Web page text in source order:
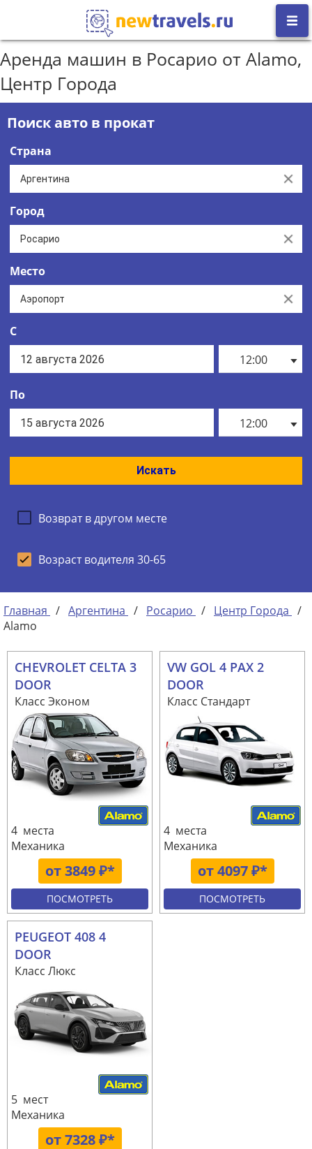
Аренда машин в Росарио от Alamo,
Центр Города
Поиск авто в прокат
Страна
Clear
Город
Clear
Место
Clear
С
12:00
По
12:00
Искать
Возврат в другом месте
Возраст водителя 30-65
Главная / Аргентина / Росарио / Центр Города /
Alamo
CHEVROLET CELTA 3
DOOR
Класс Эконом
от 3849 ₽*
4 места
Механика
ПОСМОТРЕТЬ
VW GOL 4 PAX 2
DOOR
Класс Стандарт
от 4097 ₽*
4 места
Механика
ПОСМОТРЕТЬ
PEUGEOT 408 4
DOOR
Класс Люкс
от 7328 ₽*
5 мест
Механика